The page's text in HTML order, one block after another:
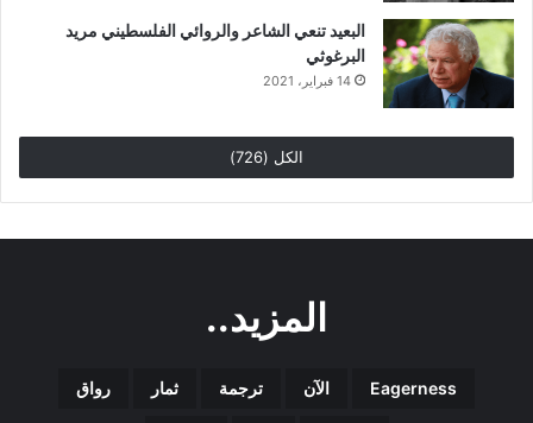
البعيد تنعي الشاعر والروائي الفلسطيني مريد
البرغوثي
14 فبراير، 2021
الكل (726)
المزيد..
Eagerness الآن ترجمة ثمار رواق